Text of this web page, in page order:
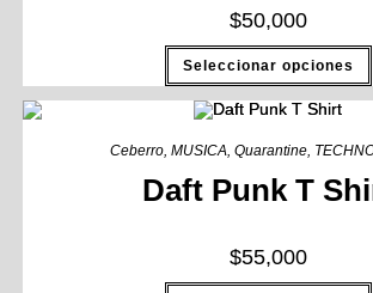
$50,000
Seleccionar opciones
Ceberro, MUSICA, Quarantine,
Daft Punk T
$55,000